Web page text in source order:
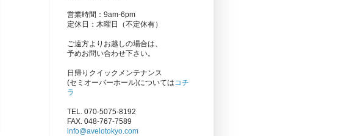
営業時間：9am-6pm
定休日：木曜日（不定休有）
ご遠方よりお越しの場合は、
予めお問い合わせ下さい。
日帰りクイックメンテナンス
(セミオーバーホール)については コチ
ラ
TEL. 070-5075-8192
FAX. 048-767-7589
info@avelotokyo.com